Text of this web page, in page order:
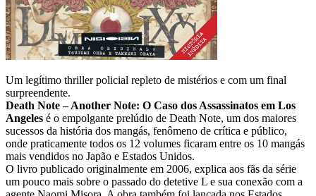
Um legítimo thriller policial repleto de mistérios e com um final
surpreendente.
Death Note – Another Note: O Caso dos Assassinatos em Los
Angeles é o empolgante prelúdio de Death Note, um dos maiores
sucessos da história dos mangás, fenômeno de crítica e público,
onde praticamente todos os 12 volumes ficaram entre os 10 mangás
mais vendidos no Japão e Estados Unidos.
O livro publicado originalmente em 2006, explica aos fãs da série
um pouco mais sobre o passado do detetive L e sua conexão com a